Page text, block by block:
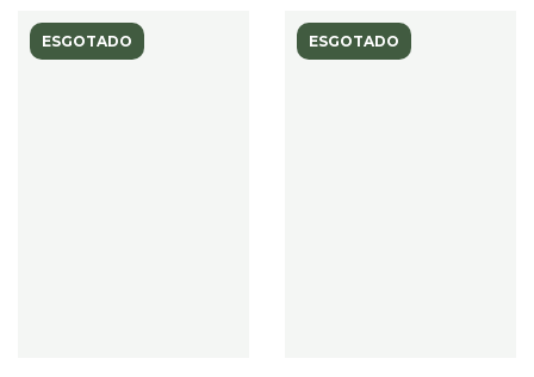
ESGOTADO ESGOTADO